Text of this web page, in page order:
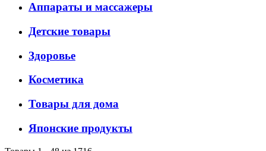
Аппараты и массажеры
Детские товары
Здоровье
Косметика
Товары для дома
Японские продукты